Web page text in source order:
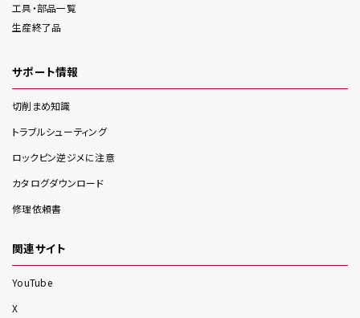
工具・部品一覧
生産終了品
サポート情報
切削まめ知識
トラブルシューティング
ロックピン逆ジメに注意
カタログダウンロード
修理依頼書
関連サイト
YouTube
X